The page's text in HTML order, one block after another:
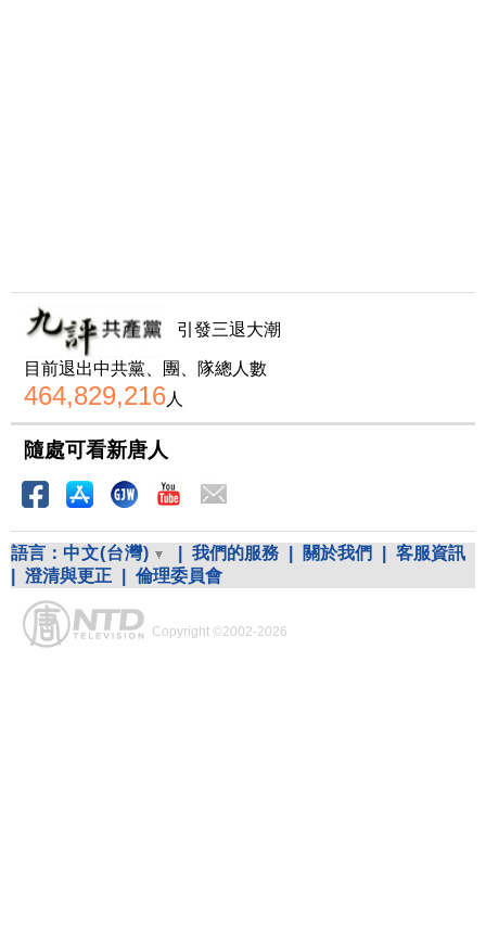
引發三退大潮
目前退出中共黨、團、隊總人數
464,829,216人
隨處可看新唐人
語言： 中文(台灣) 我們的服務 關於我們
客服資訊
澄清與更正 倫理委員會
Copyright ©2002-2026